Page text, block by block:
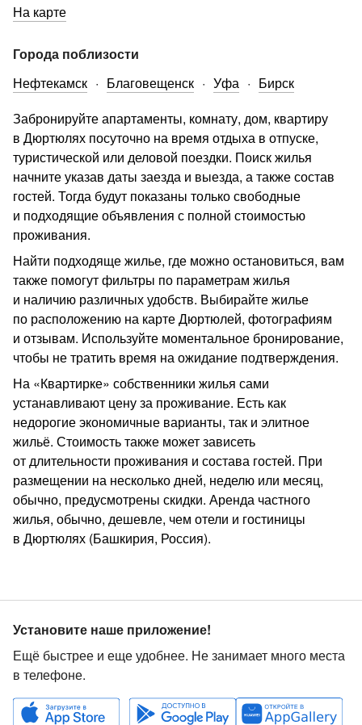
На карте
Города поблизости
Нефтекамск
Благовещенск Уфа
Бирск
Забронируйте апартаменты, комнату, дом, квартиру
в Дюртюлях посуточно на время отдыха в отпуске,
туристической или деловой поездки. Поиск жилья
начните указав даты заезда и выезда, а также состав
гостей. Тогда будут показаны только свободные
и подходящие объявления с полной стоимостью
проживания.
Найти подходяще жилье, где можно остановиться, вам
также помогут фильтры по параметрам жилья
и наличию различных удобств. Выбирайте жилье
по расположению на карте Дюртюлей, фотографиям
и отзывам. Используйте моментальное бронирование,
чтобы не тратить время на ожидание подтверждения.
На «Квартирке» собственники жилья сами
устанавливают цену за проживание. Есть как
недорогие экономичные варианты, так и элитное
жильё. Стоимость также может зависеть
от длительности проживания и состава гостей. При
размещении на несколько дней, неделю или месяц,
обычно, предусмотрены скидки. Аренда частного
жилья, обычно, дешевле, чем отели и гостиницы
в Дюртюлях (Башкирия, Россия).
Установите наше приложение!
Ещё быстрее и еще удобнее. Не занимает много места
в телефоне.